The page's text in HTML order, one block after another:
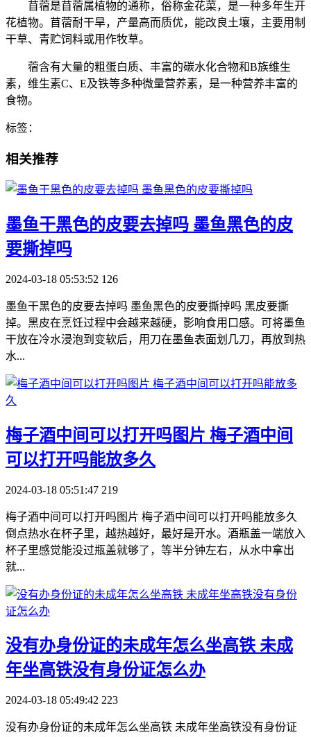
苜蓿是苜蓿属植物的通称，俗称金花菜，是一种多年生开
花植物。苜蓿耐干旱，产量高而质优，能改良土壤，主要用制
干草、青贮饲料或用作牧草。
蓿含有大量的粗蛋白质、丰富的碳水化合物和B族维生
素，维生素C、E及铁等多种微量营养素，是一种营养丰富的
食物。
标签：
相关推荐
​墨鱼干黑色的皮要去掉吗 墨鱼黑色的皮
要撕掉吗
2024-03-18 05:53:52 126
墨鱼干黑色的皮要去掉吗 墨鱼黑色的皮要撕掉吗 黑皮要撕
掉。黑皮在烹饪过程中会越来越硬，影响食用口感。可将墨鱼
干放在冷水浸泡到变软后，用刀在墨鱼表面划几刀，再放到热
水...
​梅子酒中间可以打开吗图片 梅子酒中间
可以打开吗能放多久
2024-03-18 05:51:47 219
梅子酒中间可以打开吗图片 梅子酒中间可以打开吗能放多久
倒点热水在杯子里，越热越好，最好是开水。酒瓶盖一端放入
杯子里感觉能没过瓶盖就够了，等半分钟左右，从水中拿出
就...
​没有办身份证的未成年怎么坐高铁 未成
年坐高铁没有身份证怎么办
2024-03-18 05:49:42 223
没有办身份证的未成年怎么坐高铁 未成年坐高铁没有身份证